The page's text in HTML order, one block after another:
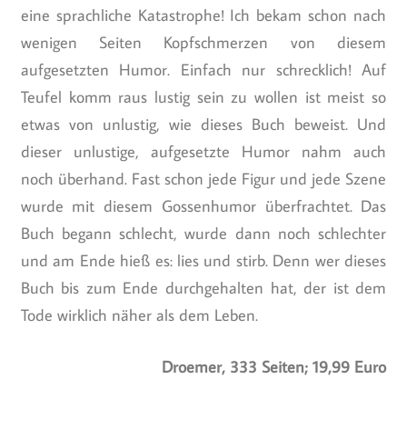
eine sprachliche Katastrophe! Ich bekam schon nach
wenigen Seiten Kopfschmerzen von diesem
aufgesetzten Humor. Einfach nur schrecklich! Auf
Teufel komm raus lustig sein zu wollen ist meist so
etwas von unlustig, wie dieses Buch beweist. Und
dieser unlustige, aufgesetzte Humor nahm auch
noch überhand. Fast schon jede Figur und jede Szene
wurde mit diesem Gossenhumor überfrachtet. Das
Buch begann schlecht, wurde dann noch schlechter
und am Ende hieß es: lies und stirb. Denn wer dieses
Buch bis zum Ende durchgehalten hat, der ist dem
Tode wirklich näher als dem Leben.
Droemer, 333 Seiten; 19,99 Euro